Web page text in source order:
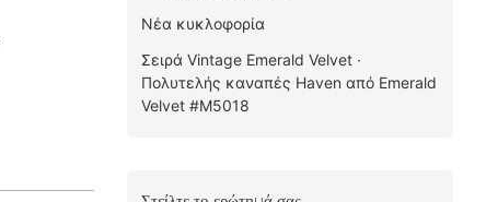
Νέα κυκλοφορία
Σειρά Vintage Emerald Velvet ·
Πολυτελής καναπές Haven από Emerald
Velvet #M5018